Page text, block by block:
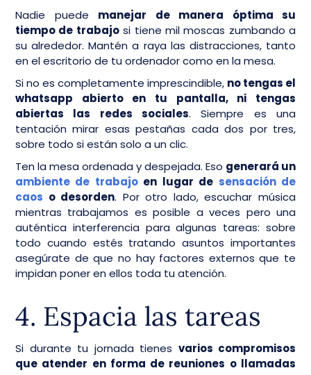
Nadie puede manejar de manera óptima su
tiempo de trabajosi tiene mil moscas zumbando a
su alrededor. Mantén a raya las distracciones, tanto
en el escritorio de tu ordenador como en la mesa.
Si no es completamente imprescindible, no tengas el
whatsapp abierto en tu pantalla, ni tengas
abiertas las redes sociales. Siempre es una
tentación mirar esas pestañas cada dos por tres,
sobre todo si están solo a un clic.
Ten la mesa ordenada y despejada. Eso generará un
ambiente de trabajoen lugar de sensación de
caos o desorden. Por otro lado, escuchar música
mientras trabajamos es posible a veces pero una
auténtica interferencia para algunas tareas: sobre
todo cuando estés tratando asuntos importantes
asegúrate de que no hay factores externos que te
impidan poner en ellos toda tu atención.
4. Espacia las tareas
Si durante tu jornada tienes varios compromisos
que atender en forma de reuniones o llamadas